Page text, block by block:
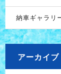
納車ギャラリ
アーカイブ